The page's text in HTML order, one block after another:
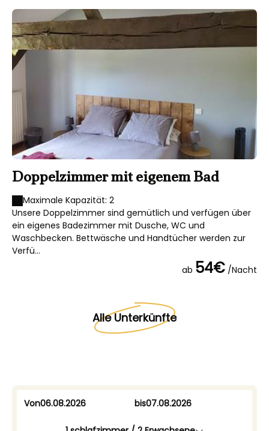
Doppelzimmer mit eigenem Bad
Maximale Kapazität: 2
Unsere Doppelzimmer sind gemütlich und verfügen über
ein eigenes Badezimmer mit Dusche, WC und
Waschbecken. Bettwäsche und Handtücher werden zur
Verfü...
ab 54€ /Nacht
Alle Unterkünfte
Von bis